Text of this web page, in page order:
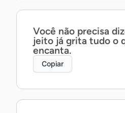
Você não precisa
jeito já grita tudo o
encanta.
Copiar